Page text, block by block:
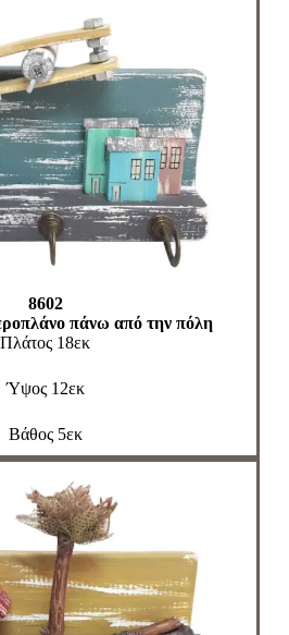
8602
πάνω από την πόλη
Πλάτος 18εκ
Ύψος 12εκ
Βάθος 5εκ